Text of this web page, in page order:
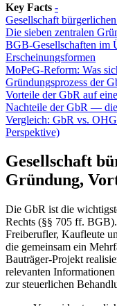
Key Facts -
Gesellschaft
Die sieben zentralen
BGB-Gesellschaften im
Erscheinungsformen
MoPeG-Reform: Was
Gründungsprozess der
Vorteile der GbR auf
Nachteile der GbR —
Vergleich: GbR vs.
Perspektive)
Gesellschaft
Gründung,
Die GbR ist die
Rechts (§§ 705 ff.
Freiberufler, Kaufleute
die gemeinsam ein
Bauträger-Projekt
relevanten
zur steuerlichen